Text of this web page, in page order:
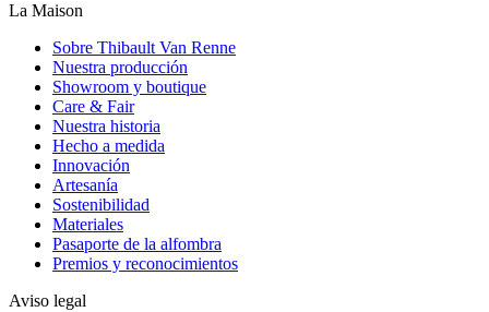
La Maison
Sobre Thibault Van Renne
Nuestra producción
Showroom y boutique
Care & Fair
Nuestra historia
Hecho a medida
Innovación
Artesanía
Sostenibilidad
Materiales
Pasaporte de la alfombra
Premios y reconocimientos
Aviso legal